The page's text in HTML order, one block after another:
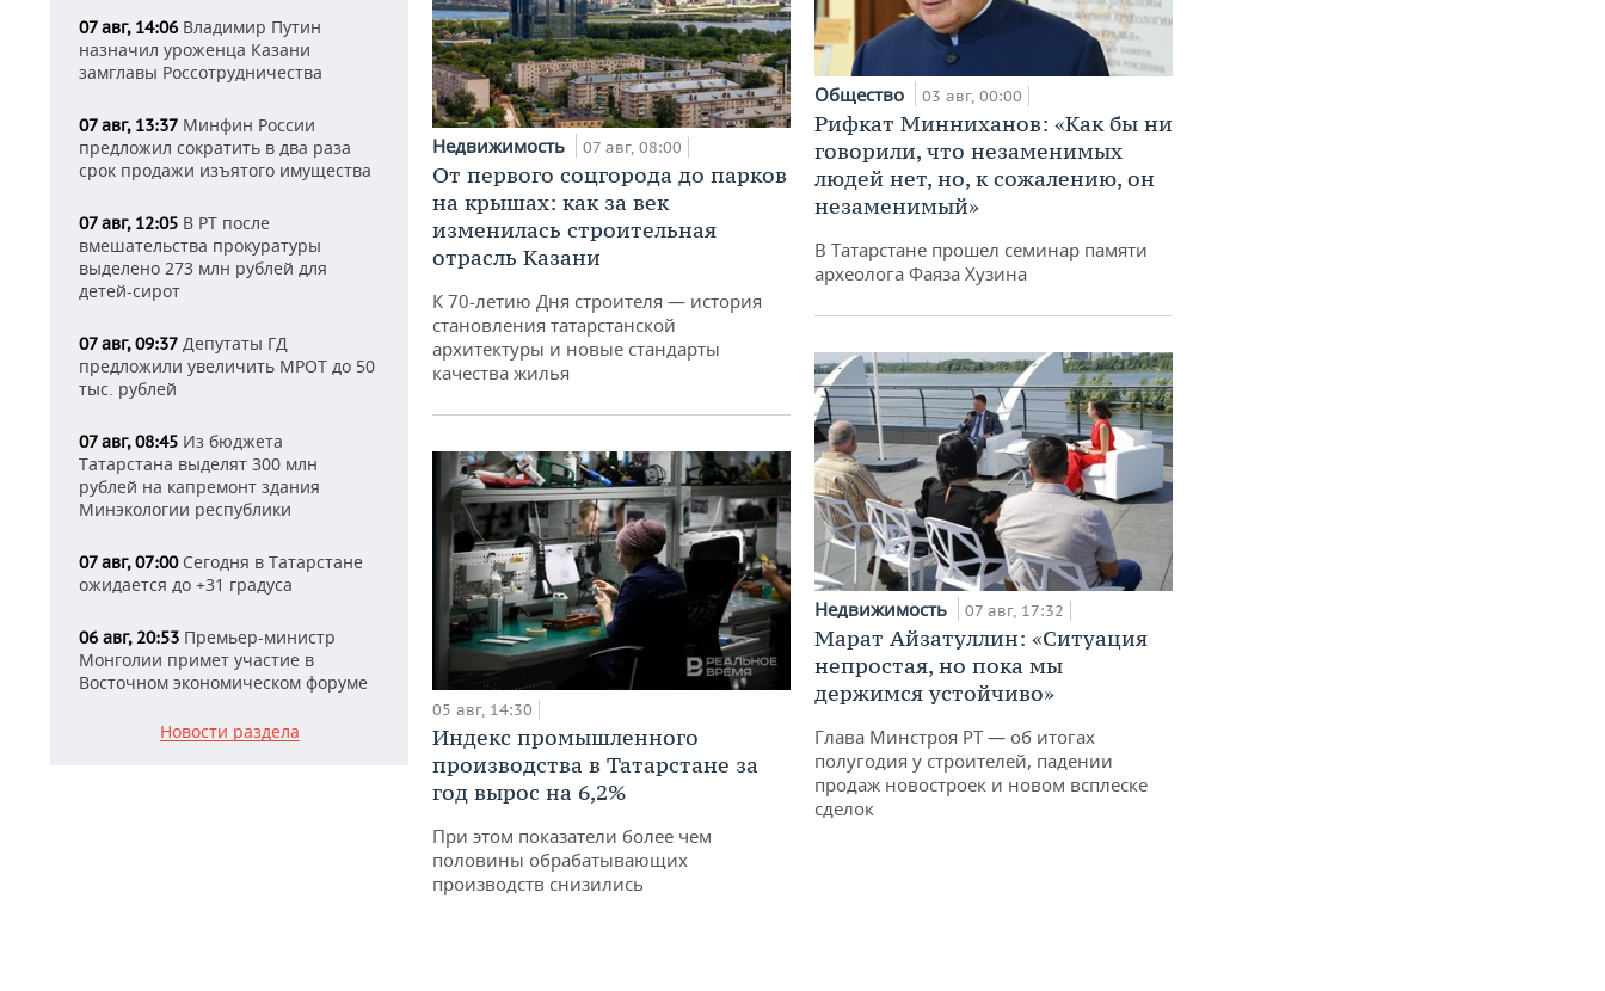
07 авг, 14:06 Владимир Путин
назначил уроженца Казани
замглавы Россотрудничества
07 авг, 13:37 Минфин России
предложил сократить в два раза
срок продажи изъятого имущества
07 авг, 12:05 В РТ после
вмешательства прокуратуры
выделено 273 млн рублей для
детей-сирот
07 авг, 09:37 Депутаты ГД
предложили увеличить МРОТ до 50
тыс. рублей
07 авг, 08:45 Из бюджета
Татарстана выделят 300 млн
рублей на капремонт здания
Минэкологии республики
07 авг, 07:00Сегодня в Татарстане
ожидается до +31 градуса
06 авг, 20:53 Премьер-министр
Монголии примет участие в
Восточном экономическом форуме
Новости раздела
Недвижимость 07 авг, 08:00
От первого соцгорода до парков
на крышах: как за век
изменилась строительная
отрасль Казани
К 70-летию Дня строителя — история
становления татарстанской
архитектуры и новые стандарты
качества жилья
05 авг, 14:30
Индекс промышленного
производства в Татарстане за
год вырос на 6,2%
При этом показатели более чем
половины обрабатывающих
производств снизились
Общество 03 авг, 00:00
Рифкат Минниханов: «Как бы ни
говорили, что незаменимых
людей нет, но, к сожалению, он
незаменимый»
В Татарстане прошел семинар памяти
археолога Фаяза Хузина
Недвижимость 07 авг, 17:32
Марат Айзатуллин: «Ситуация
непростая, но пока мы
держимся устойчиво»
Глава Минстроя РТ — об итогах
полугодия у строителей, падении
продаж новостроек и новом всплеске
сделок